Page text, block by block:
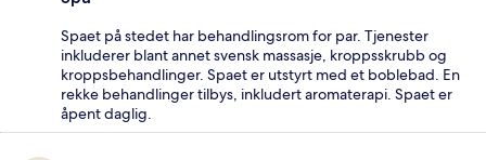
Spaet på stedet har behandlingsrom for par. Tjenester
inkluderer blant annet svensk massasje, kroppsskrubb og
kroppsbehandlinger. Spaet er utstyrt med et boblebad. En
rekke behandlinger tilbys, inkludert aromaterapi. Spaet er
åpent daglig.